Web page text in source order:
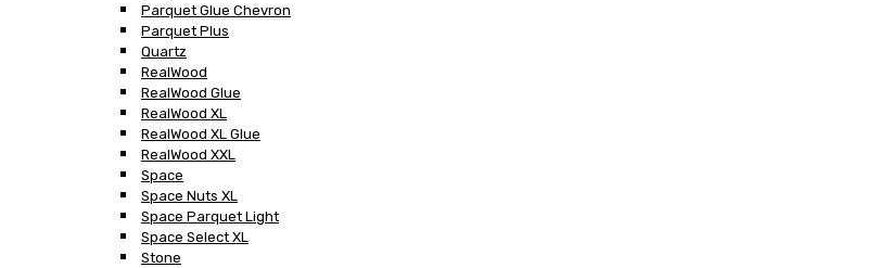
Parquet Glue Chevron
Parquet Plus
Quartz
RealWood
RealWood Glue
RealWood XL
RealWood XL Glue
RealWood XXL
Space
Space Nuts XL
Space Parquet Light
Space Select XL
Stone